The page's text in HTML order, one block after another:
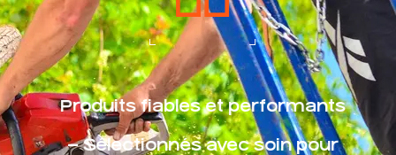
Produits fiables et performants
– Sélectionnés avec soin pour